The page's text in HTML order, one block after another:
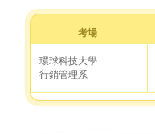
考場
環球科技大學
行銷管理系